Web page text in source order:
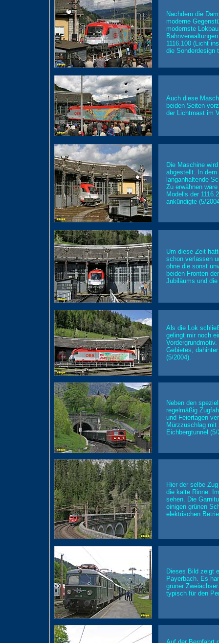
Nachdem die
moderne
modernste
1116.100 (Licht
die Sonderdesign
Auch diese
beiden Seiten
der Lichtmast im
Die Maschine
abgestellt. In
langanhaltende
Zu erwähnen
Modells der
ankündigte (5/
Um diese Zeit
schon verlassen
ohne die sonst
beiden Fronten
Jubiläums und
Als die Lok
gelingt mir noch
Gebietes,
(5/2004).
Neben den
regelmäßig
und Feiertagen
Mürzzuschlag mit
Eichbergtunnel
Hier der selbe
die kalte Rinne.
sehen. Die
einigen grünen
elektrischen
Dieses Bild zeigt
Payerbach. Es
grüner
typisch für den